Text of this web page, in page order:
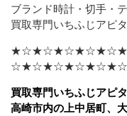
ブランド時計・切手・
買取専門いちふじアピ
☆★☆★☆★☆★☆★☆
買取専門いちふじアピ
高崎市内の上中居町、